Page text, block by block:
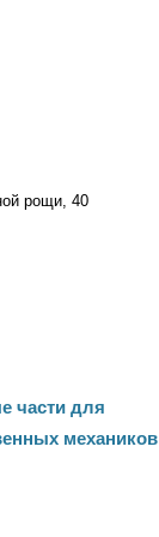
рощи, 40
части для
механиков